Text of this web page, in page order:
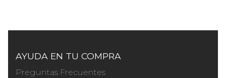
AYUDA EN TU COMPRA
Preguntas Frecuentes